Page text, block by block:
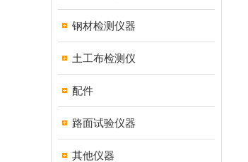
钢材检测仪器
土工布检测仪
配件
路面试验仪器
其他仪器